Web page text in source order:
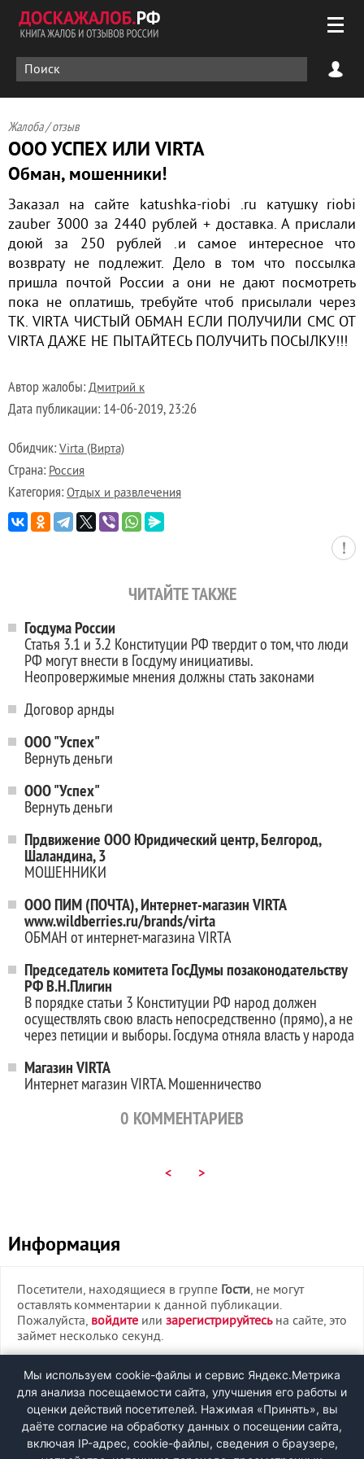
Жалоба / отзыв
ООО УСПЕХ ИЛИ VIRTA
Обман, мошенники!
Заказал на сайте katushka-riobi .ru катушку riobi
zauber 3000 за 2440 рублей + доставка. А прислали
доюй за 250 рублей .и самое интересное что
возврату не подлежит. Дело в том что поссылка
пришла почтой России а они не дают посмотреть
пока не оплатишь, требуйте чтоб присылали через
ТК. VIRTA ЧИСТЫЙ ОБМАН ЕСЛИ ПОЛУЧИЛИ СМС ОТ
VIRTA ДАЖЕ НЕ ПЫТАЙТЕСЬ ПОЛУЧИТЬ ПОСЫЛКУ!!!
Автор жалобы: Дмитрий к
Дата публикации: 14-06-2019, 23:26
Обидчик: Virta (Вирта)
Страна: Россия
Категория: Отдых и развлечения
ЧИТАЙТЕ ТАКЖЕ
Госдума России
Статья 3.1 и 3.2 Конституции РФ твердит о том, что люди
РФ могут внести в Госдуму инициативы.
Неопровержимые мнения должны стать законами
Договор арнды
ООО "Успех"
Вернуть деньги
ООО "Успех"
Вернуть деньги
Прдвижение ООО Юридический центр, Белгород,
Шаландина, 3
МОШЕННИКИ
ООО ПИМ (ПОЧТА), Интернет-магазин VIRTA
www.wildberries.ru/brands/virta
ОБМАН от интернет-магазина VIRTA
Председатель комитета ГосДумы позаконодательству
РФ В.Н.Плигин
В порядке статьи 3 Конституции РФ народ должен
осуществлять свою власть непосредственно (прямо), а не
через петиции и выборы. Госдума отняла власть у народа
Магазин VIRTA
Интернет магазин VIRTA. Мошенничество
0 КОММЕНТАРИЕВ
< >
Информация
Посетители, находящиеся в группе Гости, не могут
оставлять комментарии к данной публикации.
Пожалуйста, войдите или зарегистрируйтесьна сайте, это
займет несколько секунд.
ВХОД
РЕГИСТРАЦИЯ
Быстрая регистрациячерез соцсети:
Мы используем cookie-файлы и сервис Яндекс.Метрика
для анализа посещаемости сайта, улучшения его работы и
оценки действий посетителей. Нажимая «Принять», вы
даёте согласие на обработку данных о посещении сайта,
включая IP-адрес, cookie-файлы, сведения о браузере,